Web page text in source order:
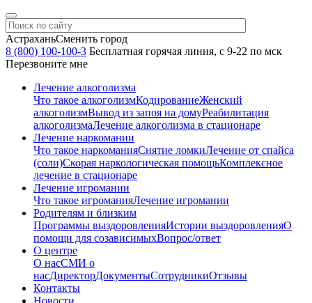
АстраханьСменить город
8 (800) 100-100-3 Бесплатная горячая линия, с 9-22 по мск
Перезвоните мне
Лечение алкоголизма
Что такое алкоголизмКодированиеЖенский
алкоголизмВывод из запоя на домуРеабилитация
алкоголизмаЛечение алкоголизма в стационаре
Лечение наркомании
Что такое наркоманияСнятие ломкиЛечение от спайса
(соли)Скорая наркологическая помощьКомплексное
лечение в стационаре
Лечение игромании
Что такое игроманияЛечение игромании
Родителям и близким
Программы выздоровленияИстории выздоровленияО
помощи для созависимыхВопрос/ответ
О центре
О насСМИ о
насДиректорДокументыСотрудникиОтзывы
Контакты
Новости